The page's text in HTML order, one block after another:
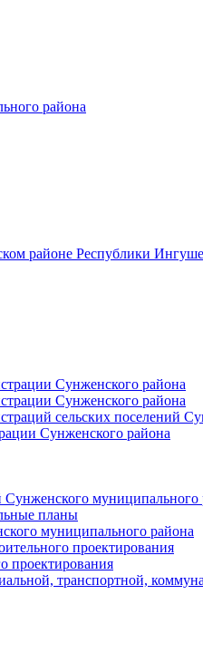
района
районе Республики
Сунженского района
Сунженского района
сельских поселений
Сунженского района
Сунженского муниципального
планы
муниципального района
проектирования
проектирования
транспортной,